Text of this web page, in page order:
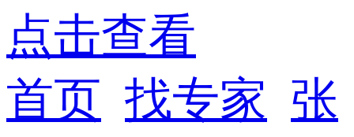
点击查看
首页 找专家 张